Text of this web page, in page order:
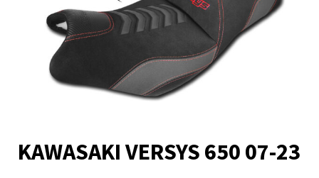
KAWASAKI VERSYS 650 07-23